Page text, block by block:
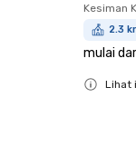
Kesiman
2.3
mulai
Lihat